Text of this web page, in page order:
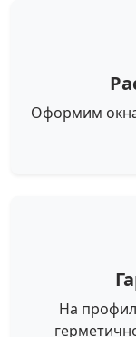
Оформим
На